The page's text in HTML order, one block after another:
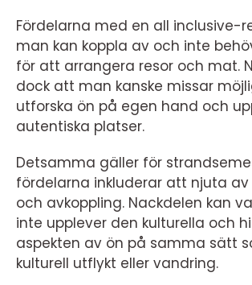
Fördelarna med en all inclusive-
man kan koppla av och inte
för att arrangera resor och mat.
dock att man kanske missar
utforska ön på egen hand och
autentiska platser.
Detsamma gäller för
fördelarna inkluderar att njuta
och avkoppling. Nackdelen kan
inte upplever den kulturella och
aspekten av ön på samma sätt
kulturell utflykt eller vandring.